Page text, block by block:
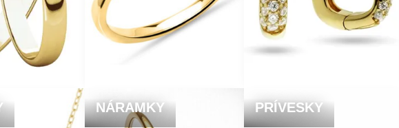
NÁRAMKY PRÍVESKY